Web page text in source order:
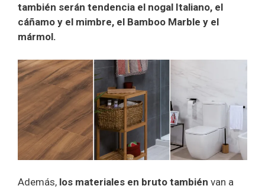
también serán tendencia el nogal Italiano, el
cáñamo y el mimbre, el Bamboo Marble y el
mármol.
Además, los materiales en bruto también van a